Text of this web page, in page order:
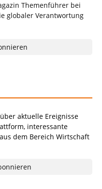
aktuelle Ereignisse
interessante
dem Bereich Wirtschaft